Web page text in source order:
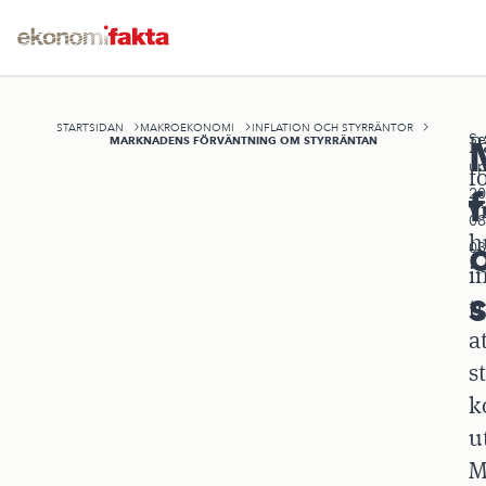
STARTSIDAN MAKROEKONOMI INFLATION OCH STYRRÄNTOR
MARKNADENS FÖRVÄNTNING OM STYRRÄNTAN
03